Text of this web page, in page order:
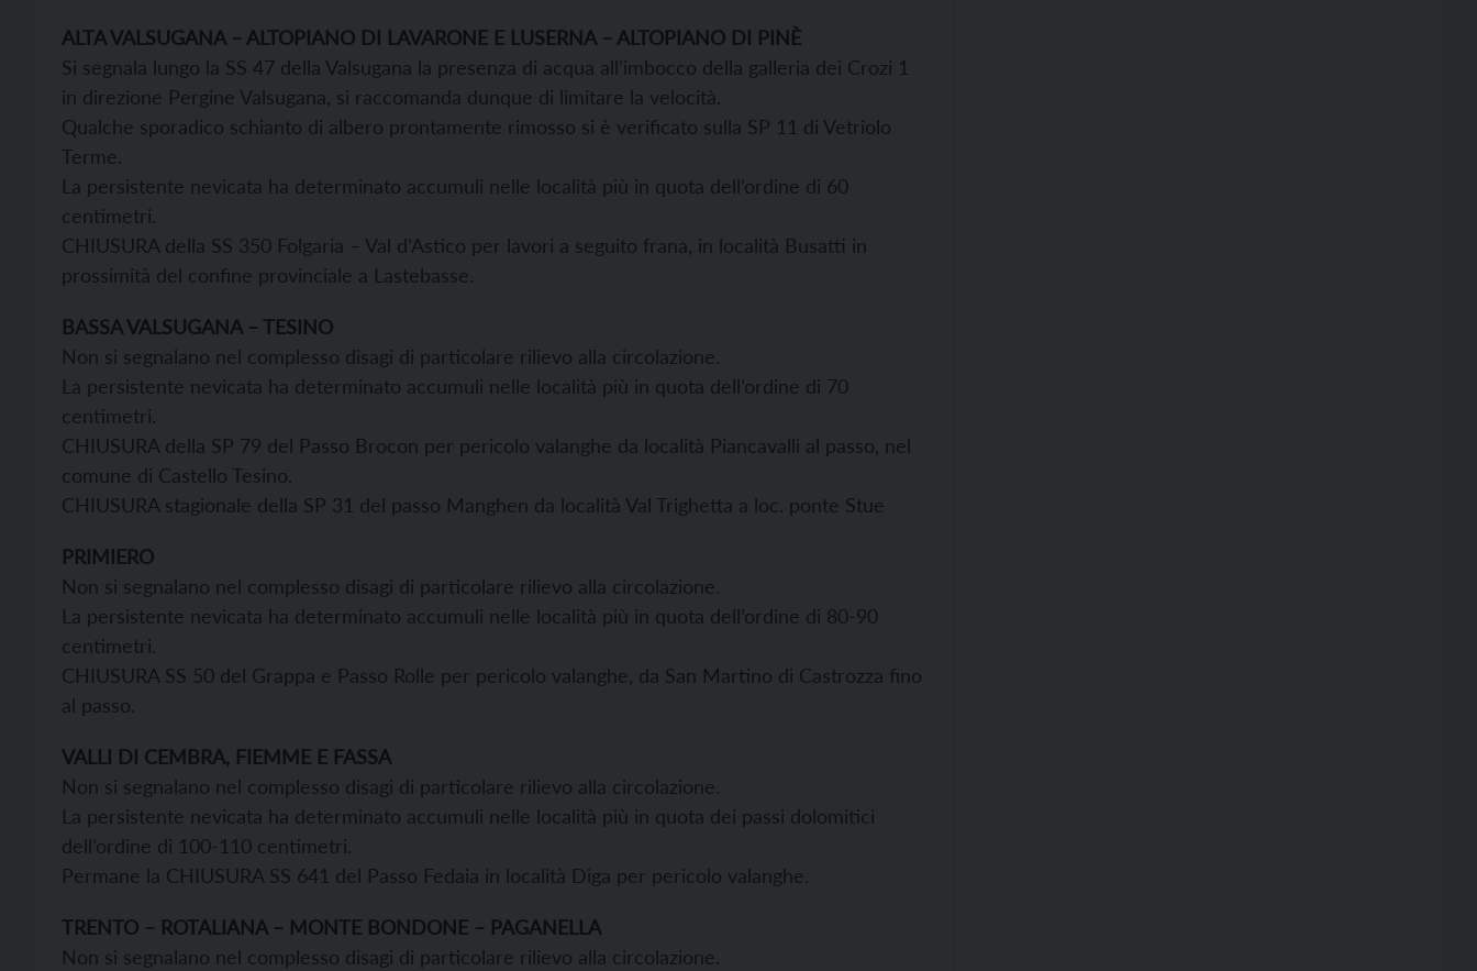
ALTA VALSUGANA – ALTOPIANO DI LAVARONE E LUSERNA – ALTOPIANO DI PINÈ
Si segnala lungo la SS 47 della Valsugana la presenza di acqua all’imbocco della galleria dei Crozi 1
in direzione Pergine Valsugana, si raccomanda dunque di limitare la velocità.
Qualche sporadico schianto di albero prontamente rimosso si è verificato sulla SP 11 di Vetriolo
Terme.
La persistente nevicata ha determinato accumuli nelle località più in quota dell’ordine di 60
centimetri.
CHIUSURA della SS 350 Folgaria – Val d’Astico per lavori a seguito frana, in località Busatti in
prossimità del confine provinciale a Lastebasse.
BASSA VALSUGANA – TESINO
Non si segnalano nel complesso disagi di particolare rilievo alla circolazione.
La persistente nevicata ha determinato accumuli nelle località più in quota dell’ordine di 70
centimetri.
CHIUSURA della SP 79 del Passo Brocon per pericolo valanghe da località Piancavalli al passo, nel
comune di Castello Tesino.
CHIUSURA stagionale della SP 31 del passo Manghen da località Val Trighetta a loc. ponte Stue
PRIMIERO
Non si segnalano nel complesso disagi di particolare rilievo alla circolazione.
La persistente nevicata ha determinato accumuli nelle località più in quota dell’ordine di 80-90
centimetri.
CHIUSURA SS 50 del Grappa e Passo Rolle per pericolo valanghe, da San Martino di Castrozza fino
al passo.
VALLI DI CEMBRA, FIEMME E FASSA
Non si segnalano nel complesso disagi di particolare rilievo alla circolazione.
La persistente nevicata ha determinato accumuli nelle località più in quota dei passi dolomitici
dell’ordine di 100-110 centimetri.
Permane la CHIUSURA SS 641 del Passo Fedaia in località Diga per pericolo valanghe.
TRENTO – ROTALIANA – MONTE BONDONE – PAGANELLA
Non si segnalano nel complesso disagi di particolare rilievo alla circolazione.